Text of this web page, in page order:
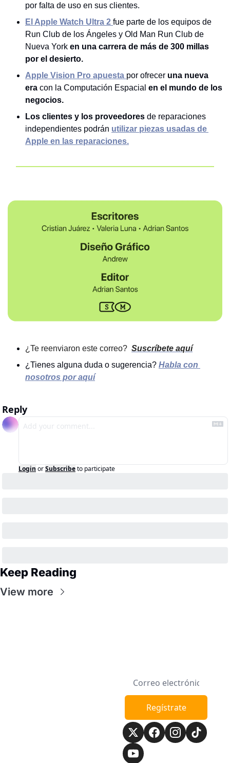
por falta de uso en sus clientes.
El Apple Watch Ultra 2 fue parte de los equipos de
Run Club de los Ángeles y Old Man Run Club de
Nueva York en una carrera de más de 300 millas
por el desierto.
Apple Vision Pro apuesta por ofrecer una nueva
era con la Computación Espacial en el mundo de los
negocios.
Los clientes y los proveedores de reparaciones
independientes podrán utilizar piezas usadas de
Apple en las reparaciones.
¿Te reenviaron este correo? Suscríbete aquí
¿Tienes alguna duda o sugerencia? Habla con
nosotros por aquí
Reply
Login orSubscribeto participate
Keep Reading
View more
Regístrate